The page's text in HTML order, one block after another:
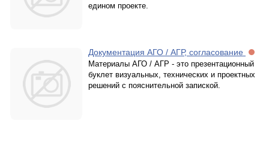
едином проекте.
Документация АГО / АГР, согласование
Материалы АГО / АГР - это презентационный
буклет визуальных, технических и проектных
решений с пояснительной запиской.